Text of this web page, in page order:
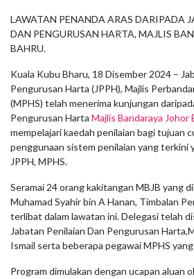
LAWATAN PENANDA ARAS DARIPADA
DAN PENGURUSAN HARTA, MAJLIS
BAHRU.
Kuala Kubu Bharu, 18 Disember 2024 –
Pengurusan Harta (JPPH), Majlis
(MPHS) telah menerima kunjungan
Pengurusan Harta Majlis Bandaraya Johor
mempelajari kaedah penilaian bagi tujuan
penggunaan sistem penilaian yang terkini
JPPH, MPHS.
Seramai 24 orang kakitangan MBJB yang
Muhamad Syahir bin A Hanan, Timbalan
terlibat dalam lawatan ini. Delegasi telah
Jabatan Penilaian Dan Pengurusan
Ismail serta beberapa pegawai MPHS
Program dimulakan dengan ucapan aluan